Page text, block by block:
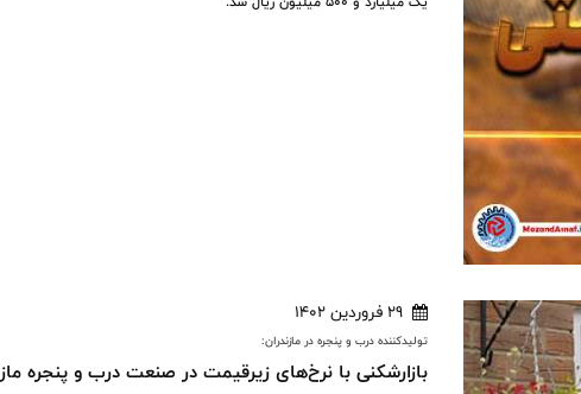
29 فروردین 1402
تولیدکننده درب و پنجره در مازندران:
بازارشکنی با نرخ‌های زیرقیمت در صنعت درب و پنجره